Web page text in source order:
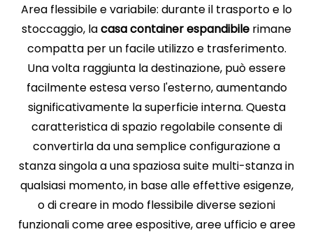
Area flessibile e variabile: durante il trasporto e lo
stoccaggio, lacasa container espandibile rimane
compatta per un facile utilizzo e trasferimento.
Una volta raggiunta la destinazione, può essere
facilmente estesa verso l'esterno, aumentando
significativamente la superficie interna. Questa
caratteristica di spazio regolabile consente di
convertirla da una semplice configurazione a
stanza singola a una spaziosa suite multi-stanza in
qualsiasi momento, in base alle effettive esigenze,
o di creare in modo flessibile diverse sezioni
funzionali come aree espositive, aree ufficio e aree